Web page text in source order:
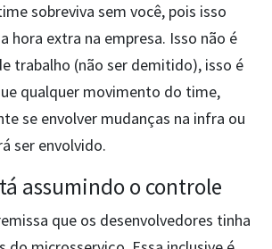
sobreviva sem você, pois isso
hora extra na empresa. Isso não é
trabalho (não ser demitido), isso é
qualquer movimento do time,
se envolver mudanças na infra ou
ser envolvido.
assumindo o controle
que os desenvolvedores tinha